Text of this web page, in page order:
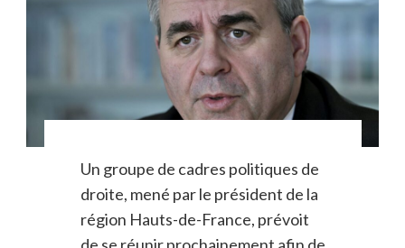
Un groupe de cadres politiques de
droite, mené par le président de la
région Hauts-de-France, prévoit